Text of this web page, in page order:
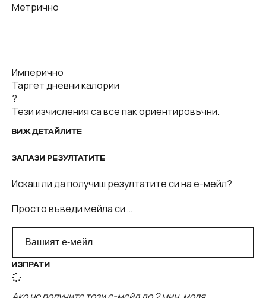
Метрично
Имперично
Таргет дневни калории
?
Тези изчисления са все пак ориентировъчни.
ВИЖ ДЕТАЙЛИТЕ
ЗАПАЗИ РЕЗУЛТАТИТЕ
Искаш ли да получиш резултатите си на е-мейл?
Просто въведи мейла си …
ИЗПРАТИ